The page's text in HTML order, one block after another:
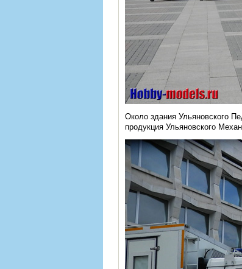
Около здания Ульяновского
продукция Ульяновского